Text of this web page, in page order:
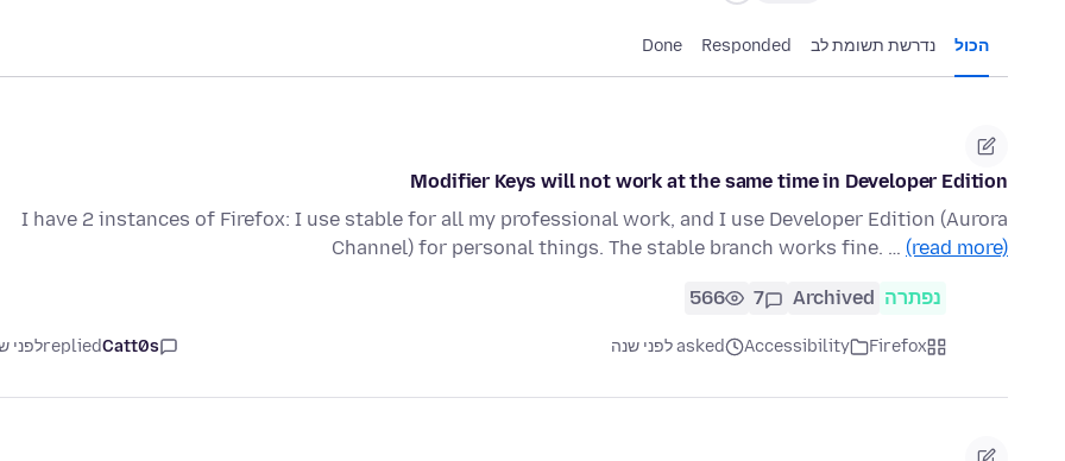
הכול נדרשת תשומת לב Responded
Done
Modifier Keys will not work at the same time in Developer Edition
I have 2 instances of Firefox: I use stable for all my professional work, and I use Developer Edition (Aurora
Channel) for personal things. The stable branch works fine. … (read more)
נפתרה Archived
7
566
Firefox
Accessibility asked לפני שנה Catt0s
repliedלפני